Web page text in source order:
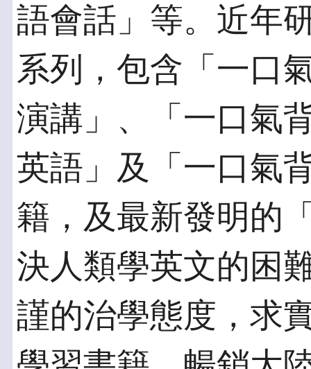
語會話」等。近年
系列，包含「一口
演講」、「一口氣
英語」及「一口氣
籍，及最新發明的
決人類學英文的困
謹的治學態度，求